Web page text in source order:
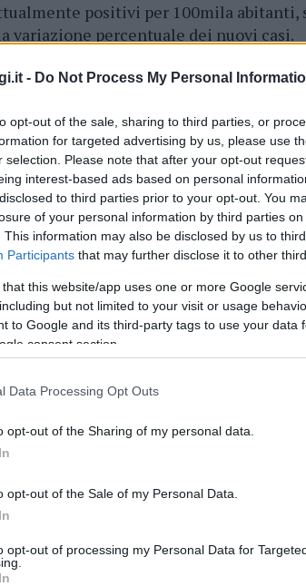
- Do Not Process My Personal
opt-out of the sale, sharing to third parties, or
for targeted advertising by us, please use
selection. Please note that after your opt-out
interest-based ads based on personal
to third parties prior to your opt-out. You
of your personal information by third parties on
This information may also be disclosed by us to
Participants that may further disclose it to other
that this website/app uses one or more Google
but not limited to your visit or usage
to Google and its third-party tags to use your data
consent section.
Data Processing Opt Outs
opt-out of the Sharing of my personal data.
opt-out of the Sale of my Personal Data.
opt-out of processing my Personal Data for
positivi per 100mila abitanti,
variazione percentuale dei nuovi casi.
, mentre i posti letti interapia
è del
cliccandoqui
nella sezioneLogindal menù del sito
Prossimo articolo